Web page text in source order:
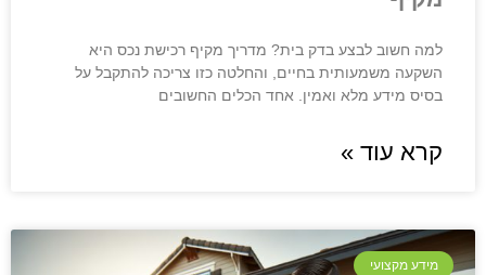
למה חשוב לבצע בדק בית? מדריך מקיף רכישת נכס היא
השקעה משמעותית בחיים, והחלטה כזו צריכה להתקבל על
בסיס מידע מלא ואמין. אחד הכלים החשובים
קרא עוד »
מידע מקצועי